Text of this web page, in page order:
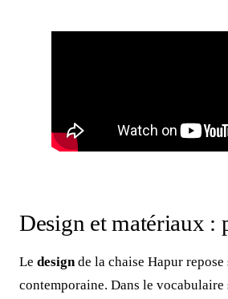
Design et matériaux :
Le designde la chaise Hapur repose
contemporaine. Dans le